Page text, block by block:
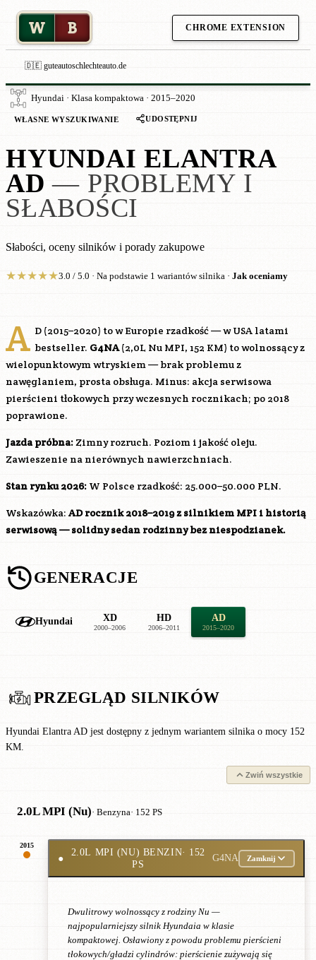
W B CHROME EXTENSION
🇩🇪 guteautoschlechteauto.de
Hyundai · Klasa kompaktowa · 2015–2020
WŁASNE WYSZUKIWANIE UDOSTĘPNIJ
HYUNDAI ELANTRA
AD — PROBLEMY I
SŁABOŚCI
Słabości, oceny silników i porady zakupowe
★★★★★3.0 / 5.0 · Na podstawie 1 wariantów silnika · Jak oceniamy
A D (2015–2020) to w Europie rzadkość — w USA latami
bestseller. G4NA(2,0L Nu MPI, 152 KM) to wolnossący z
wielopunktowym wtryskiem — brak problemu z
nawęglaniem, prosta obsługa. Minus: akcja serwisowa
pierścieni tłokowych przy wczesnych rocznikach; po 2018
poprawione.
Jazda próbna:Zimny rozruch. Poziom i jakość oleju.
Zawieszenie na nierównych nawierzchniach.
Stan rynku 2026: W Polsce rzadkość: 25.000–50.000 PLN.
Wskazówka: AD rocznik 2018–2019 z silnikiem MPI i historią
serwisową — solidny sedan rodzinny bez niespodzianek.
GENERACJE
Hyundai XD
2000–2006
HD
2006–2011
AD
2015–2020
PRZEGLĄD SILNIKÓW
Hyundai Elantra AD jest dostępny z jednym wariantem silnika o mocy 152
KM.
Zwiń wszystkie
2.0L MPI (Nu)· Benzyna· 152 PS
2015
●
2.0L MPI (NU) BENZIN· 152
PS
G4NA Zamknij
Dwulitrowy wolnossący z rodziny Nu —
najpopularniejszy silnik Hyundaia w klasie
kompaktowej. Osławiony z powodu problemu pierścieni
tłokowych/gładzi cylindrów: pierścienie zużywają się